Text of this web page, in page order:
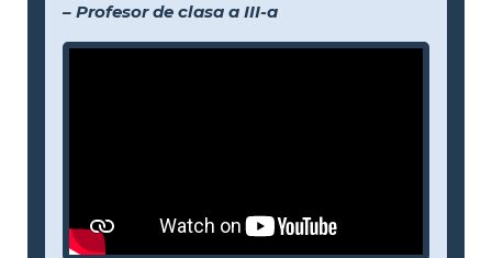
– Profesor de clasa a III-a